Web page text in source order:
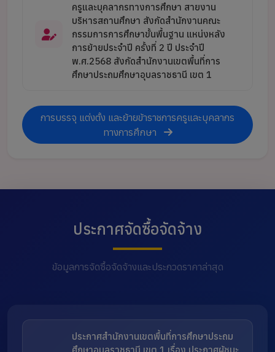
ครูและบุคลากรทางการศึกษา สายงาน
บริหารสถานศึกษา สังกัดสำนักงานคณะ
กรรมการการศึกษาขั้นพื้นฐาน แหน่งหลัง
การย้ายประจำปี ครั้งที่ 2 ปี ประจำปี
พ.ศ.2568 สังกัดสำนักงานเขตพื้นที่การ
ศึกษาประถมศึกษาอุบลราชธานี เขต 1
การบรรจุ แต่งตั้ง และย้ายข้าราชการครูและบุคลากร
ทางการศึกษา
ประกาศจัดซื้อจัดจ้าง
ข้อมูลการจัดซื้อจัดจ้างและประกวดราคาล่าสุด
ประกาศสำนักงานเขตพื้นที่การศึกษาประถม
ศึกษาอุบลราชธานี เขต 1 เรื่อง ประกาศผู้ชนะ